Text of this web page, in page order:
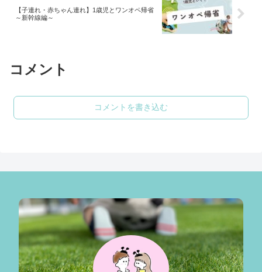
【子連れ・赤ちゃん連れ】1歳児とワンオペ帰省
～新幹線編～
コメント
コメントを書き込む